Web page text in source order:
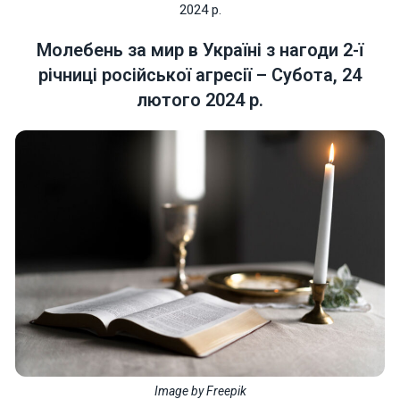
2024 р.
Молебень за мир в Україні з нагоди 2-ї
річниці російської агресії – Субота, 24
лютого 2024 р.
Image byFreepik
Necessary
Statistics
In order for
us to
improve the
website's
and
structure,